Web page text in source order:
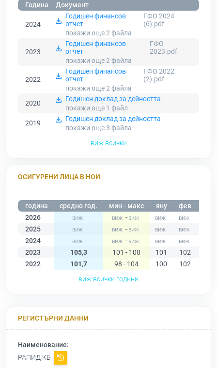
Година Документ
2024
Годишен финансов
отчет
ГФО 2024
(6).pdf
покажи още 2файла
2023
Годишен финансов
отчет
ГФО
2023.pdf
покажи още 2файла
2022
Годишен финансов
отчет
ГФО 2022
(2).pdf
покажи още 2файла
2020
Годишен доклад за дейността
покажи още 1 файл
2019
Годишен доклад за дейността
покажи още 3 файла
виж всички
ОСИГУРЕНИ ЛИЦА В НОИ
година средно год. мин - макс яну фев
2026
-
2025
-
2024
-
2023
105,3 101 - 108 101 102
2022
101,7 98 - 104 100 102
виж всички години
РЕГИСТЪРНИ ДАННИ
Наименование:
РАПИД КБ